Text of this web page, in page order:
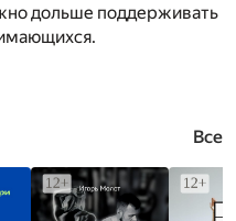
дольше поддерживать
Все